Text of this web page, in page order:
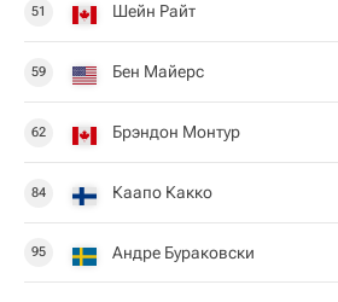
51 Шейн Райт
59 Бен Майерс
62 Брэндон Монтур
84 Каапо Какко
95 Андре Бураковски